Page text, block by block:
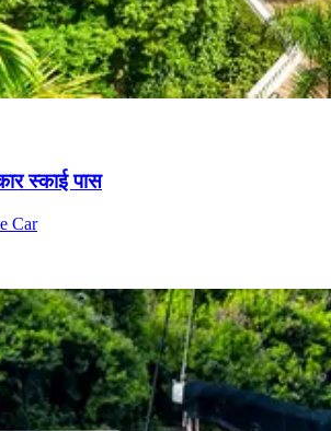
स्काई पास
Car